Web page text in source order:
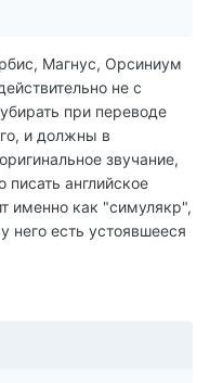
Магнус, Орсиниум
не с
при переводе
и должны в
звучание,
английское
именно как "симулякр",
него есть устоявшееся